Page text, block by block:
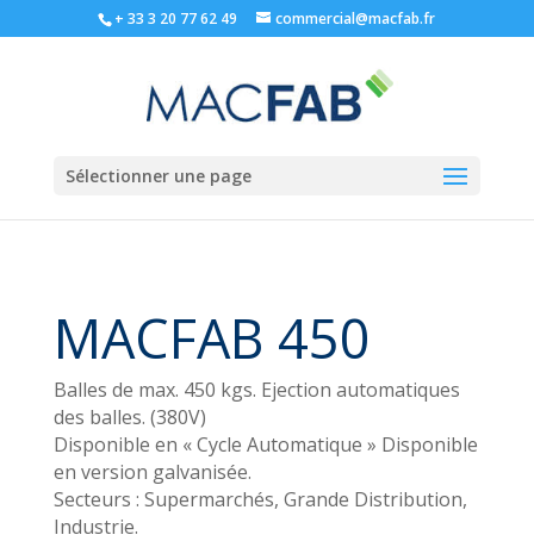
+ 33 3 20 77 62 49 commercial@macfab.fr
Sélectionner une page
MACFAB 450
Balles de max. 450 kgs. Ejection automatiques
des balles. (380V)
Disponible en « Cycle Automatique » Disponible
en version galvanisée.
Secteurs : Supermarchés, Grande Distribution,
Industrie.